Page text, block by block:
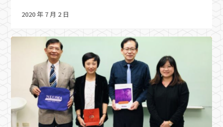
2020 年 7 月 2 日